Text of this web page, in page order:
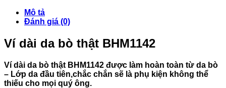
Mô tả
Đánh giá (0)
Ví dài da bò thật BHM1142
Ví dài da bò thật BHM1142 được làm hoàn toàn từ da bò
– Lớp da đầu tiên,chắc chắn sẽ là phụ kiện không thể
thiếu cho mọi quý ông.